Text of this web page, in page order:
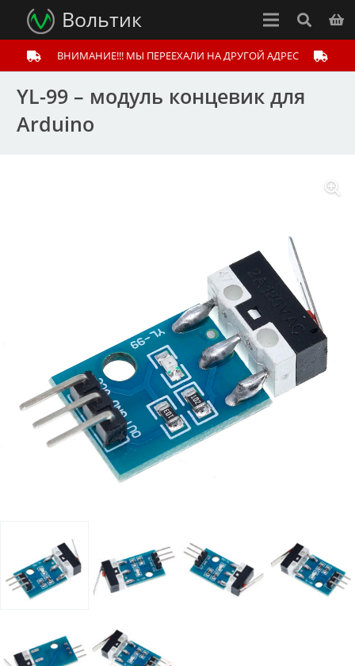
Вольтик
ВНИМАНИЕ!!! МЫ ПЕРЕЕХАЛИ НА ДРУГОЙ АДРЕС
YL-99 – модуль концевик для
Arduino